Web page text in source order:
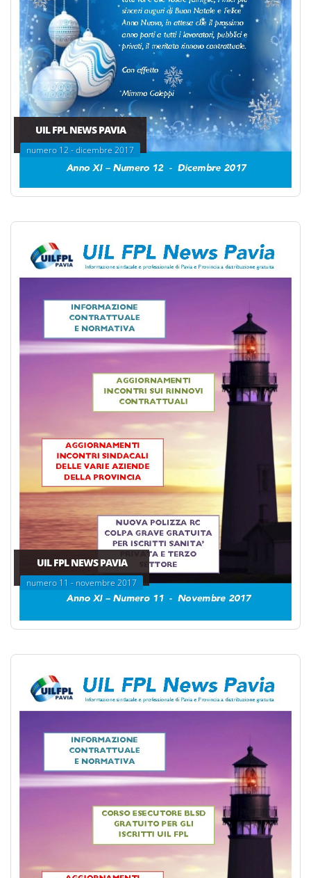
UIL FPL NEWS PAVIA
numero 12 - dicembre 2017
UIL FPL NEWS PAVIA
numero 11 - novembre 2017